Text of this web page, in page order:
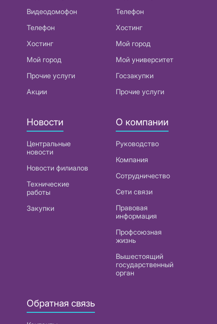
Видеодомофон
Телефон
Хостинг
Мой город
Прочие услуги
Акции
Телефон
Хостинг
Мой город
Мой университет
Госзакупки
Прочие услуги
Новости
Центральные
новости
Новости филиалов
Технические
работы
Закупки
О компании
Руководство
Компания
Сотрудничество
Сети связи
Правовая
информация
Профсоюзная
жизнь
Вышестоящий
государственный
орган
Обратная связь